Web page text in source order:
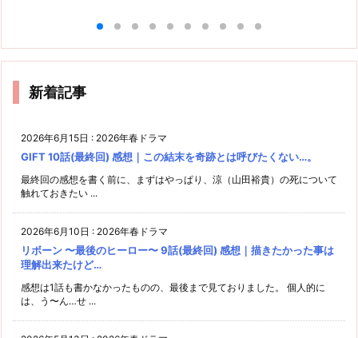
新着記事
2026年6月15日 : 2026年春ドラマ
GIFT 10話(最終回) 感想｜この結末を奇跡とは呼びたくない…。
最終回の感想を書く前に、まずはやっぱり、涼（山田裕貴）の死について
触れておきたい ...
2026年6月10日 : 2026年春ドラマ
リボーン 〜最後のヒーロー〜 9話(最終回) 感想｜描きたかった事は
理解出来たけど…
感想は1話も書かなかったものの、最後まで見ておりました。 個人的に
は、う〜ん…せ ...